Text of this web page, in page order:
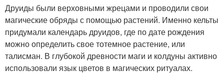
Друиды были верховными жрецами и проводили свои
магические обряды с помощью растений. Именно кельты
придумали календарь друидов, где по дате рождения
можно определить свое тотемное растение, или
талисман. В глубокой древности маги и колдуны активно
использовали язык цветов в магических ритуалах.